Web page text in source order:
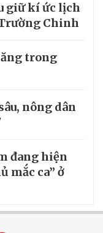
giữ kí ức lịch
Chinh
trong
nông dân
đang hiện
mắc ca” ở